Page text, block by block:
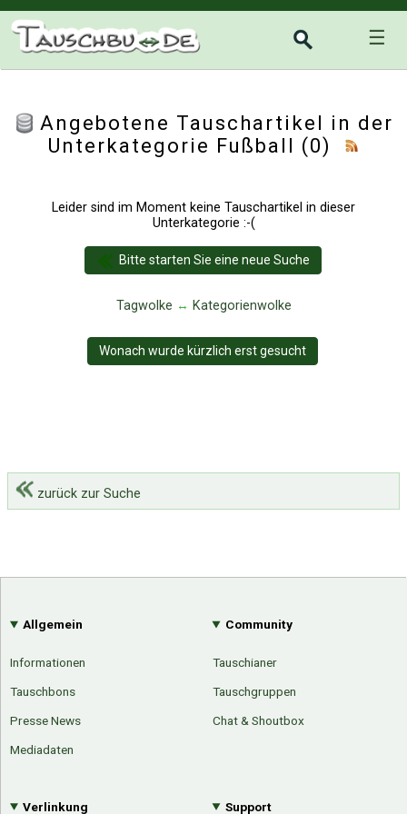
☰
Angebotene Tauschartikel in der
Unterkategorie Fußball (0)
Leider sind im Moment keine Tauschartikel in dieser
Unterkategorie :-(
Bitte starten Sie eine neue Suche
Tagwolke ↔ Kategorienwolke
Wonach wurde kürzlich erst gesucht
zurück zur Suche
Allgemein
Informationen
Tauschbons
Presse News
Mediadaten
Community
Tauschianer
Tauschgruppen
Chat & Shoutbox
Verlinkung Support